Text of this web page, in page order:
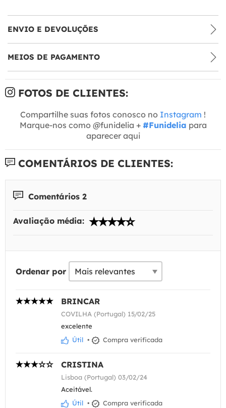
ENVIO E DEVOLUÇÕES
MEIOS DE PAGAMENTO
FOTOS DE CLIENTES:
Compartilhe suas fotos conosco no Instagram !
Marque-nos como @funidelia + #Funidelia para
aparecer aqui
COMENTÁRIOS DE CLIENTES:
Comentários 2
Avaliação média:
Ordenar por
BRINCAR
COVILHA (Portugal) 15/02/25
excelente
Útil • Compra verificada
CRISTINA
Lisboa (Portugal) 03/02/24
Aceitável.
Útil • Compra verificada